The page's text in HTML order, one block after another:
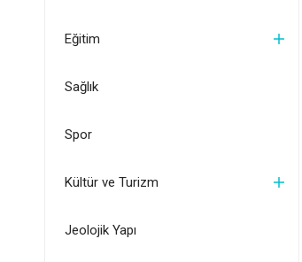
Eğitim
Sağlık
Spor
Kültür ve Turizm
Jeolojik Yapı